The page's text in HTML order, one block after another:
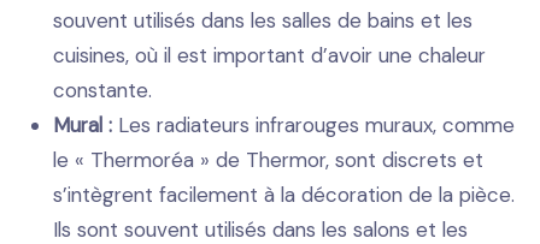
souvent utilisés dans les salles de bains et les
cuisines, où il est important d’avoir une chaleur
constante.
Mural : Les radiateurs infrarouges muraux, comme
le « Thermoréa » de Thermor, sont discrets et
s’intègrent facilement à la décoration de la pièce.
Ils sont souvent utilisés dans les salons et les